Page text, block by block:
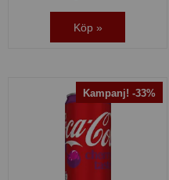
Köp »
Kampanj! -33%